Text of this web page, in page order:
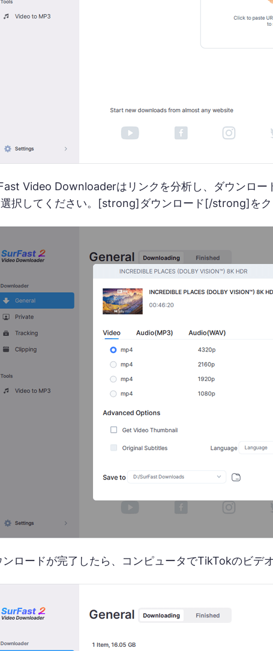
Video Downloaderはリンクを分析し、ダウンロー
択してください。[strong]ダウンロード[/strong]をク
ンロードが完了したら、コンピュータでTikTokのビデ